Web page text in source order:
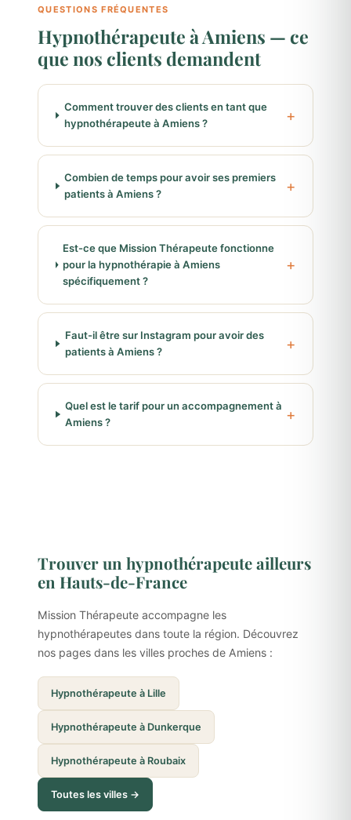
QUESTIONS FRÉQUENTES
Hypnothérapeute à Amiens — ce
que nos clients demandent
Comment trouver des clients en tant que
hypnothérapeute à Amiens ?
Combien de temps pour avoir ses premiers
patients à Amiens ?
Est-ce que Mission Thérapeute fonctionne
pour la hypnothérapie à Amiens
spécifiquement ?
Faut-il être sur Instagram pour avoir des
patients à Amiens ?
Quel est le tarif pour un accompagnement à
Amiens ?
Trouver un hypnothérapeute ailleurs
en Hauts-de-France
Mission Thérapeute accompagne les
hypnothérapeutes dans toute la région. Découvrez
nos pages dans les villes proches de Amiens :
Hypnothérapeute à Lille
Hypnothérapeute à Dunkerque
Hypnothérapeute à Roubaix
Toutes les villes →